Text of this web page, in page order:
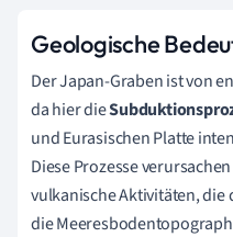
Geologische
Der Japan-Graben ist von
da hier die
und Eurasischen Platte
Diese Prozesse
vulkanische Aktivitäten, die
die